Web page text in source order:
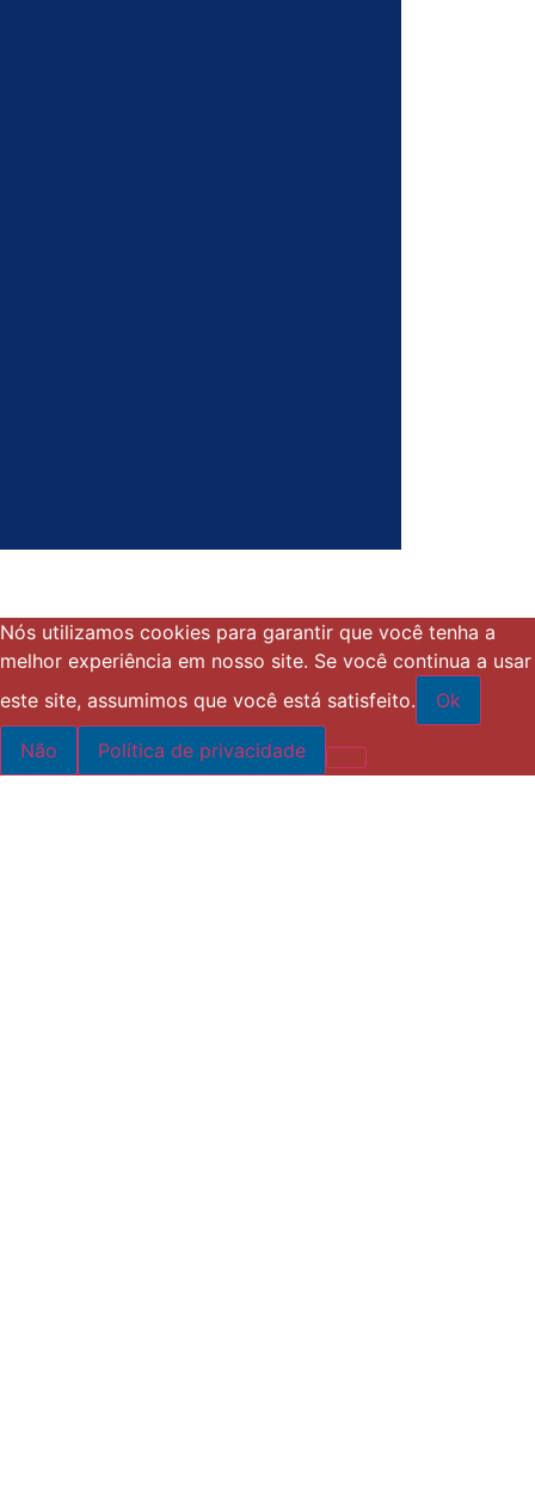
Nós utilizamos cookies para garantir que você tenha a
melhor experiência em nosso site. Se você continua a usar
este site, assumimos que você está satisfeito.
Ok
Não Política de privacidade